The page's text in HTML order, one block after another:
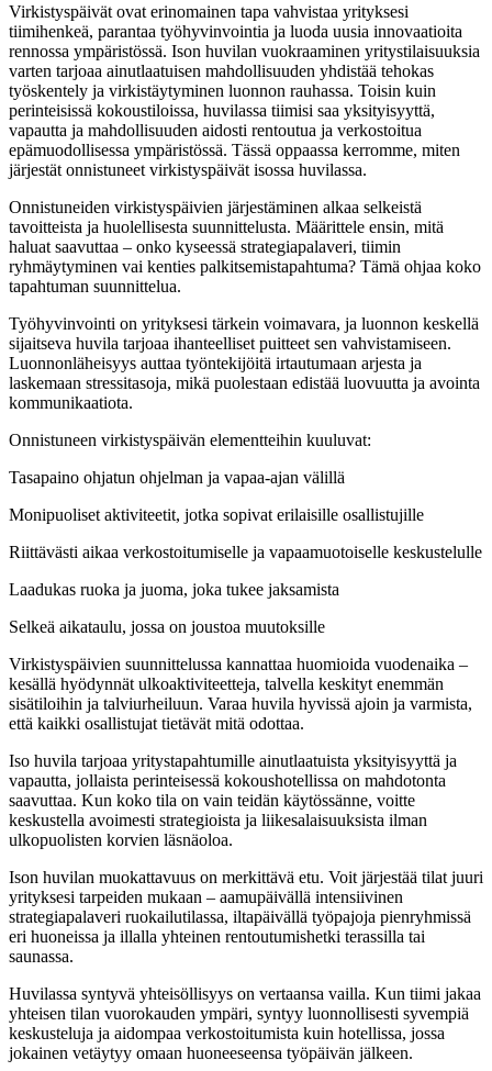
Virkistyspäivät ovat erinomainen tapa vahvistaa yrityksesi
tiimihenkeä, parantaa työhyvinvointia ja luoda uusia innovaatioita
rennossa ympäristössä. Ison huvilan vuokraaminen yritystilaisuuksia
varten tarjoaa ainutlaatuisen mahdollisuuden yhdistää tehokas
työskentely ja virkistäytyminen luonnon rauhassa. Toisin kuin
perinteisissä kokoustiloissa, huvilassa tiimisi saa yksityisyyttä,
vapautta ja mahdollisuuden aidosti rentoutua ja verkostoitua
epämuodollisessa ympäristössä. Tässä oppaassa kerromme, miten
järjestät onnistuneet virkistyspäivät isossa huvilassa.
Onnistuneiden virkistyspäivien järjestäminen alkaa selkeistä
tavoitteista ja huolellisesta suunnittelusta. Määrittele ensin, mitä
haluat saavuttaa – onko kyseessä strategiapalaveri, tiimin
ryhmäytyminen vai kenties palkitsemistapahtuma? Tämä ohjaa koko
tapahtuman suunnittelua.
Työhyvinvointi on yrityksesi tärkein voimavara, ja luonnon keskellä
sijaitseva huvila tarjoaa ihanteelliset puitteet sen vahvistamiseen.
Luonnonläheisyys auttaa työntekijöitä irtautumaan arjesta ja
laskemaan stressitasoja, mikä puolestaan edistää luovuutta ja avointa
kommunikaatiota.
Onnistuneen virkistyspäivän elementteihin kuuluvat:
Tasapaino ohjatun ohjelman ja vapaa-ajan välillä
Monipuoliset aktiviteetit, jotka sopivat erilaisille osallistujille
Riittävästi aikaa verkostoitumiselle ja vapaamuotoiselle keskustelulle
Laadukas ruoka ja juoma, joka tukee jaksamista
Selkeä aikataulu, jossa on joustoa muutoksille
Virkistyspäivien suunnittelussa kannattaa huomioida vuodenaika –
kesällä hyödynnät ulkoaktiviteetteja, talvella keskityt enemmän
sisätiloihin ja talviurheiluun. Varaa huvila hyvissä ajoin ja varmista,
että kaikki osallistujat tietävät mitä odottaa.
Iso huvila tarjoaa yritystapahtumille ainutlaatuista yksityisyyttä ja
vapautta, jollaista perinteisessä kokoushotellissa on mahdotonta
saavuttaa. Kun koko tila on vain teidän käytössänne, voitte
keskustella avoimesti strategioista ja liikesalaisuuksista ilman
ulkopuolisten korvien läsnäoloa.
Ison huvilan muokattavuus on merkittävä etu. Voit järjestää tilat juuri
yrityksesi tarpeiden mukaan – aamupäivällä intensiivinen
strategiapalaveri ruokailutilassa, iltapäivällä työpajoja pienryhmissä
eri huoneissa ja illalla yhteinen rentoutumishetki terassilla tai
saunassa.
Huvilassa syntyvä yhteisöllisyys on vertaansa vailla. Kun tiimi jakaa
yhteisen tilan vuorokauden ympäri, syntyy luonnollisesti syvempiä
keskusteluja ja aidompaa verkostoitumista kuin hotellissa, jossa
jokainen vetäytyy omaan huoneeseensa työpäivän jälkeen.